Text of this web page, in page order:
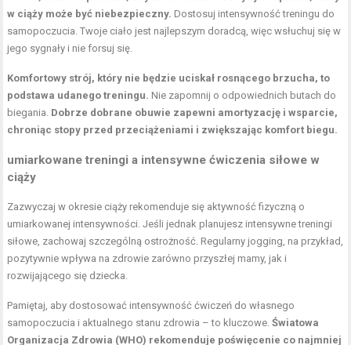
w ciąży może być niebezpieczny. Dostosuj intensywność treningu do
samopoczucia. Twoje ciało jest najlepszym doradcą, więc wsłuchuj się w
jego sygnały i nie forsuj się.
Komfortowy strój, który nie będzie uciskał rosnącego brzucha, to
podstawa udanego treningu. Nie zapomnij o odpowiednich butach do
biegania. Dobrze dobrane obuwie zapewni amortyzację i wsparcie,
chroniąc stopy przed przeciążeniami i zwiększając komfort biegu.
umiarkowane treningi a intensywne ćwiczenia siłowe w
ciąży
Zazwyczaj w okresie ciąży rekomenduje się aktywność fizyczną o
umiarkowanej intensywności. Jeśli jednak planujesz intensywne treningi
siłowe, zachowaj szczególną ostrożność. Regularny jogging, na przykład,
pozytywnie wpływa na zdrowie zarówno przyszłej mamy, jak i
rozwijającego się dziecka.
Pamiętaj, aby dostosować intensywność ćwiczeń do własnego
samopoczucia i aktualnego stanu zdrowia – to kluczowe.Światowa
Organizacja Zdrowia (WHO) rekomenduje poświęcenie co najmniej